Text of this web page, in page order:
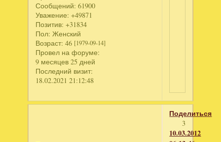
Сообщений: 61900
Уважение: +49871
Позитив: +31834
Пол: Женский
Возраст: 46 [1979-09-14]
Провел на форуме:
9 месяцев 25 дней
Последний визит:
18.02.2021 21:12:48
Поделиться
3
10.03.2012